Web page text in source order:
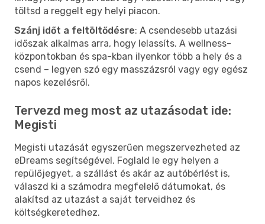
töltsd a reggelt egy helyi piacon.
Szánj időt a feltöltődésre: A csendesebb utazási
időszak alkalmas arra, hogy lelassíts. A wellness-
központokban és spa-kban ilyenkor több a hely és a
csend – legyen szó egy masszázsról vagy egy egész
napos kezelésről.
Tervezd meg most az utazásodat ide:
Megisti
Megisti utazását egyszerűen megszervezheted az
eDreams segítségével. Foglald le egy helyen a
repülőjegyet, a szállást és akár az autóbérlést is,
válaszd ki a számodra megfelelő dátumokat, és
alakítsd az utazást a saját terveidhez és
költségkeretedhez.